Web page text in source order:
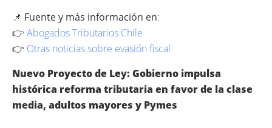
📌 Fuente y más información en:
👉 Abogados Tributarios Chile
👉 Otras noticias sobre evasión fiscal
Nuevo Proyecto de Ley: Gobierno impulsa
histórica reforma tributaria en favor de la clase
media, adultos mayores y Pymes